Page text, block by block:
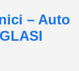
– Auto